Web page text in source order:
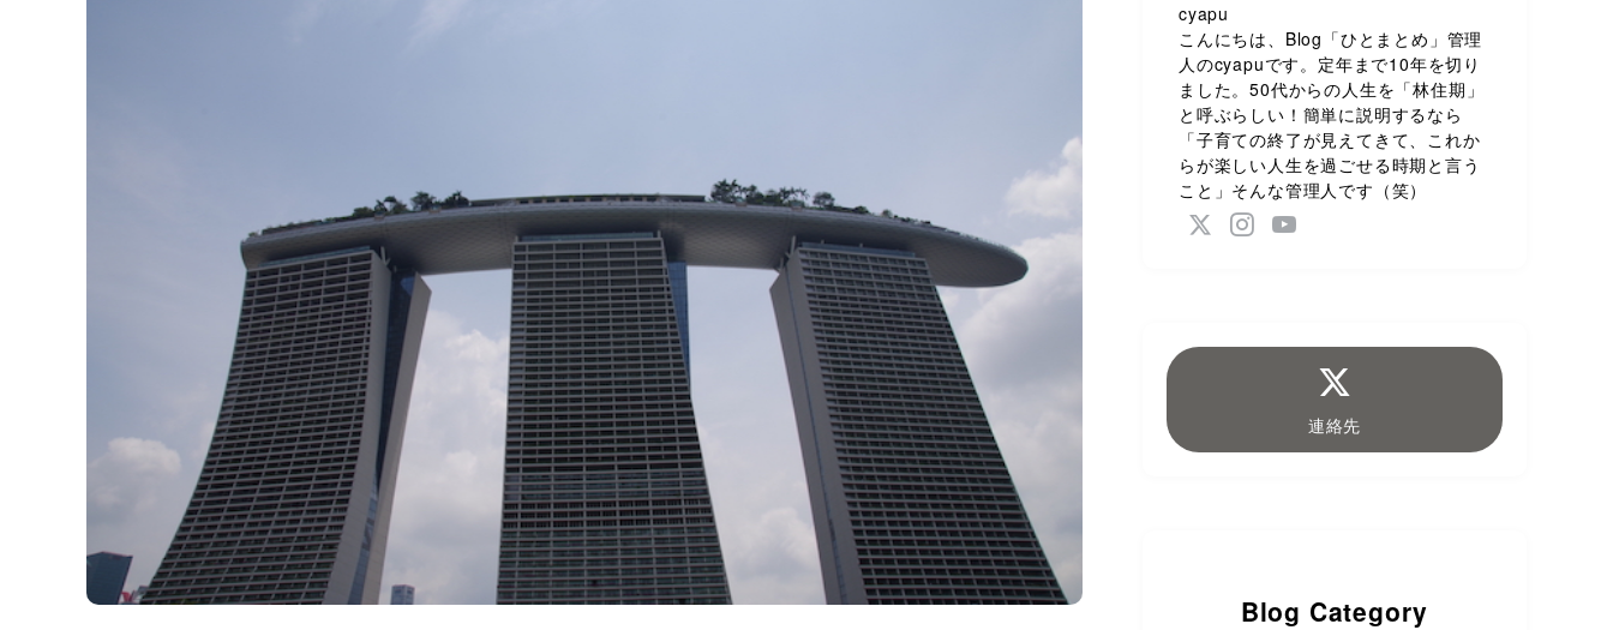
cyapu
こんにちは、Blog「ひとまとめ」管理
人のcyapuです。定年まで10年を切り
ました。50代からの人生を「林住期」
と呼ぶらしい！簡単に説明するなら
「子育ての終了が見えてきて、これか
らが楽しい人生を過ごせる時期と言う
こと」そんな管理人です（笑）
連絡先
Blog Category